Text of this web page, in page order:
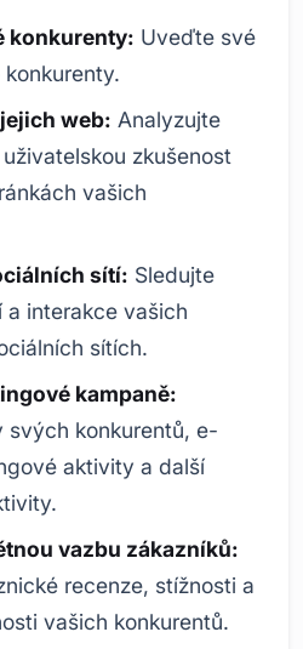
konkurenty: Uveďte své
web: Analyzujte
zkušenost
vašich
sítí: Sledujte
a interakce vašich
sítích.
kampaně:
svých konkurentů, e-
aktivity a další
vazbu zákazníků:
recenze, stížnosti a
vašich konkurentů.